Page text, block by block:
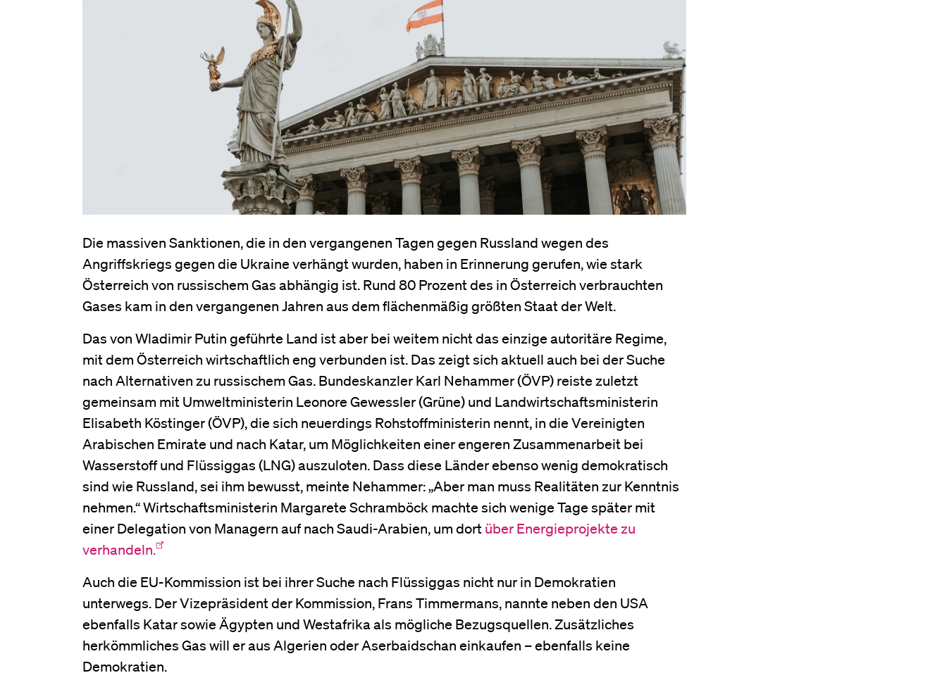
Die massiven Sanktionen, die in den vergangenen Tagen gegen Russland wegen des
Angriffskriegs gegen die Ukraine verhängt wurden, haben in Erinnerung gerufen, wie stark
Österreich von russischem Gas abhängig ist. Rund 80 Prozent des in Österreich verbrauchten
Gases kam in den vergangenen Jahren aus dem flächenmäßig größten Staat der Welt.
Das von Wladimir Putin geführte Land ist aber bei weitem nicht das einzige autoritäre Regime,
mit dem Österreich wirtschaftlich eng verbunden ist. Das zeigt sich aktuell auch bei der Suche
nach Alternativen zu russischem Gas. Bundeskanzler Karl Nehammer (ÖVP) reiste zuletzt
gemeinsam mit Umweltministerin Leonore Gewessler (Grüne) und Landwirtschaftsministerin
Elisabeth Köstinger (ÖVP), die sich neuerdings Rohstoffministerin nennt, in die Vereinigten
Arabischen Emirate und nach Katar, um Möglichkeiten einer engeren Zusammenarbeit bei
Wasserstoff und Flüssiggas (LNG) auszuloten. Dass diese Länder ebenso wenig demokratisch
sind wie Russland, sei ihm bewusst, meinte Nehammer: „Aber man muss Realitäten zur Kenntnis
nehmen.“ Wirtschaftsministerin Margarete Schramböck machte sich wenige Tage später mit
einer Delegation von Managern auf nach Saudi-Arabien, um dortüber Energieprojekte zu
verhandeln.
Auch die EU-Kommission ist bei ihrer Suche nach Flüssiggas nicht nur in Demokratien
unterwegs. Der Vizepräsident der Kommission, Frans Timmermans, nannte neben den USA
ebenfalls Katar sowie Ägypten und Westafrika als mögliche Bezugsquellen. Zusätzliches
herkömmliches Gas will er aus Algerien oder Aserbaidschan einkaufen – ebenfalls keine
Demokratien.